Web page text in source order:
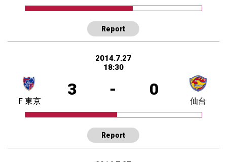
Report
2014.7.27
18:30
3 - 0
Ｆ東京 仙台
Report